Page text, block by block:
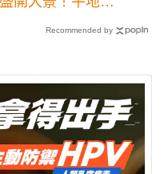
Recommended by